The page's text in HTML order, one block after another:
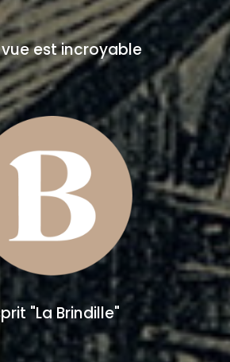
est incroyable
"La Brindille"